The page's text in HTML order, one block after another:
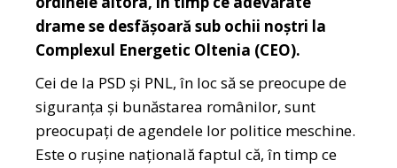
drame se desfășoară sub ochii noștri la
Complexul Energetic Oltenia (CEO).
Cei de la PSD și PNL, în loc să se preocupe de
siguranța și bunăstarea românilor, sunt
preocupați de agendele lor politice meschine.
Este o rușine națională faptul că, în timp ce